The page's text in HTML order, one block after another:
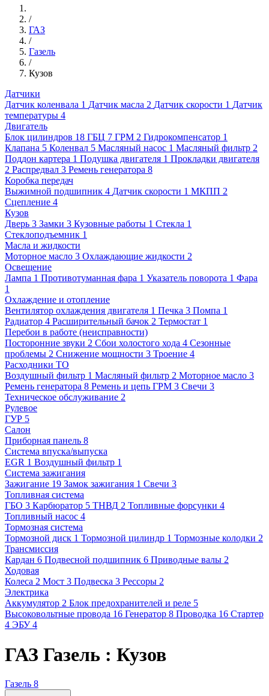
/
ГАЗ
/
Газель
/
Кузов
Датчики
Датчик коленвала 1 Датчик масла 2 Датчик скорости 1 Датчик
температуры 4
Двигатель
Блок цилиндров 18 ГБЦ 7 ГРМ 2 Гидрокомпенсатор 1
Клапана 5 Коленвал 5 Масляный насос 1 Масляный фильтр 2
Поддон картера 1 Подушка двигателя 1 Прокладки двигателя
2 Распредвал 3 Ремень генератора 8
Коробка передач
Выжимной подшипник 4 Датчик скорости 1 МКПП 2
Сцепление 4
Кузов
Дверь 3 Замки 3 Кузовные работы 1 Стекла 1
Стеклоподъемник 1
Масла и жидкости
Моторное масло 3 Охлаждающие жидкости 2
Освещение
Лампа 1 Противотуманная фара 1 Указатель поворота 1 Фара
1
Охлаждение и отопление
Вентилятор охлаждения двигателя 1 Печка 3 Помпа 1
Радиатор 4 Расширительный бачок 2 Термостат 1
Перебои в работе (неисправности)
Посторонние звуки 2 Сбои холостого хода 4 Сезонные
проблемы 2 Снижение мощности 3 Троение 4
Расходники ТО
Воздушный фильтр 1 Масляный фильтр 2 Моторное масло 3
Ремень генератора 8 Ремень и цепь ГРМ 3 Свечи 3
Техническое обслуживание 2
Рулевое
ГУР 5
Салон
Приборная панель 8
Система впуска/выпуска
EGR 1 Воздушный фильтр 1
Система зажигания
Зажигание 19 Замок зажигания 1 Свечи 3
Топливная система
ГБО 3 Карбюратор 5 ТНВД 2 Топливные форсунки 4
Топливный насос 4
Тормозная система
Тормозной диск 1 Тормозной цилиндр 1 Тормозные колодки 2
Трансмиссия
Кардан 6 Подвесной подшипник 6 Приводные валы 2
Ходовая
Колеса 2 Мост 3 Подвеска 3 Рессоры 2
Электрика
Аккумулятор 2 Блок предохранителей и реле 5
Высоковольтные провода 16 Генератор 8 Проводка 16 Стартер
4 ЭБУ 4
ГАЗ Газель : Кузов
Газель 8